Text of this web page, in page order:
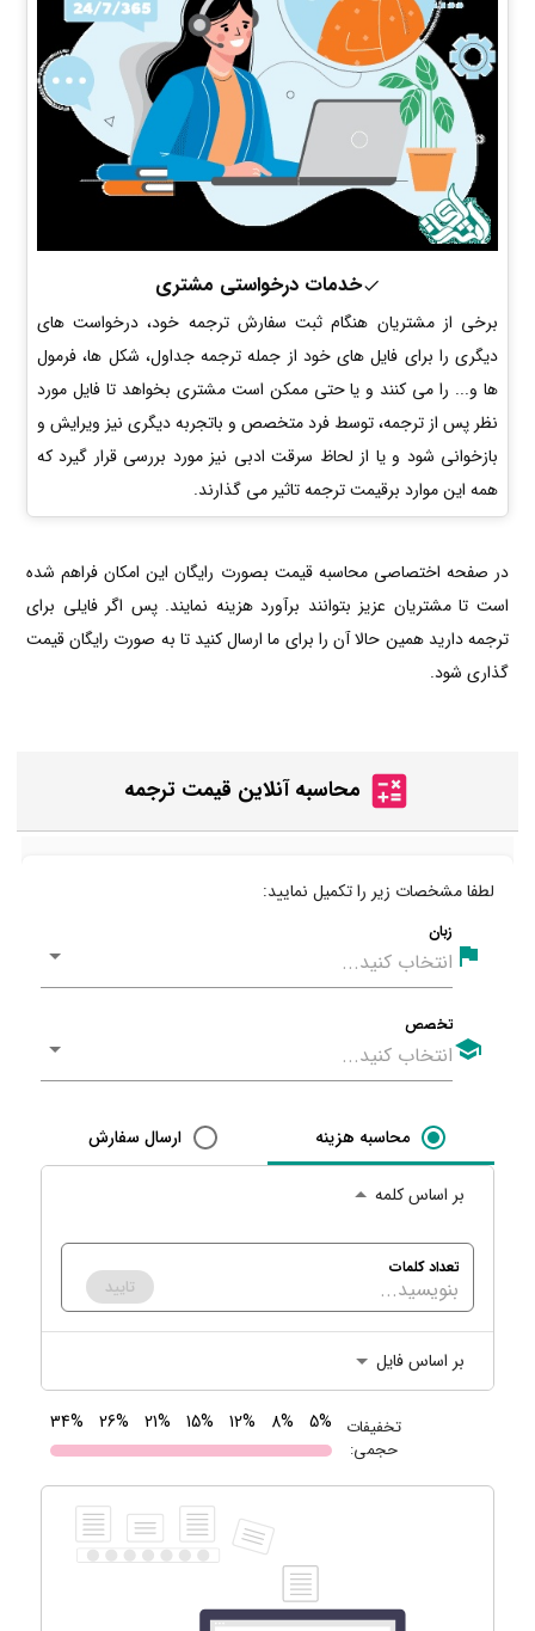
خدمات درخواستی مشتری
برخی از مشتریان هنگام ثبت سفارش ترجمه خود، درخواست های
دیگری را برای فایل های خود از جمله ترجمه جداول، شکل ها، فرمول
ها و... را می کنند و یا حتی ممکن است مشتری بخواهد تا فایل مورد
نظر پس از ترجمه، توسط فرد متخصص و باتجربه دیگری نیز ویرایش و
بازخوانی شود و یا از لحاظ سرقت ادبی نیز مورد بررسی قرار گیرد که
همه این موارد برقیمت ترجمه تاثیر می گذارند.
در صفحه اختصاصی محاسبه قیمت بصورت رایگان این امکان فراهم شده
است تا مشتریان عزیز بتوانند برآورد هزینه نمایند. پس اگر فایلی برای
ترجمه دارید همین حالا آن را برای ما ارسال کنید تا به صورت رایگان قیمت
گذاری شود.
محاسبه آنلاین قیمت ترجمه